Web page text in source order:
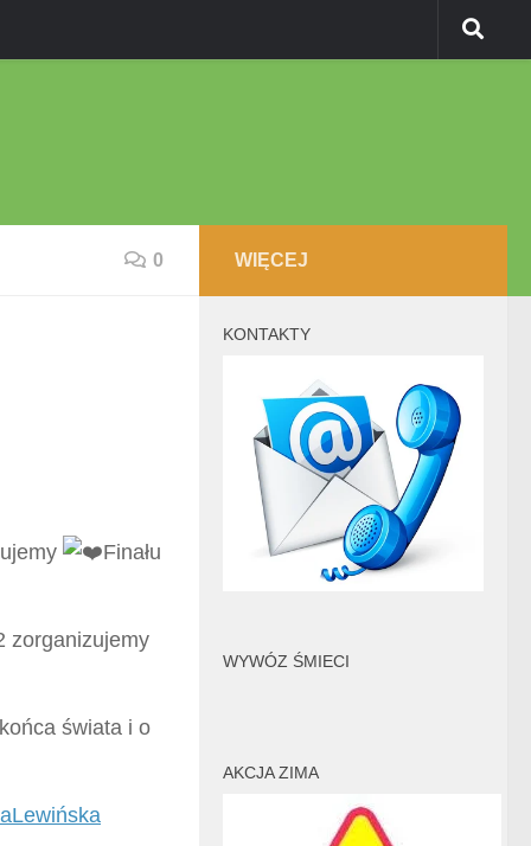
0
Finału
zorganizujemy
świata i o
WIĘCEJ
KONTAKTY
WYWÓZ ŚMIECI
AKCJA ZIMA